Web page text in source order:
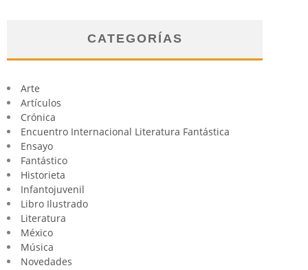
CATEGORÍAS
Arte
Artículos
Crónica
Encuentro Internacional Literatura Fantástica
Ensayo
Fantástico
Historieta
Infantojuvenil
Libro Ilustrado
Literatura
México
Música
Novedades